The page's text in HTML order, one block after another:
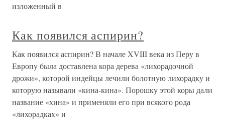
изложенный в
Как появился аспирин?
Как появился аспирин? В начале XVIII века из Перу в
Европу была доставлена кора дерева «лихорадочной
дрожи», которой индейцы лечили болотную лихорадку и
которую называли «кина-кина». Порошку этой коры дали
название «хина» и применяли его при всякого рода
«лихорадках» и